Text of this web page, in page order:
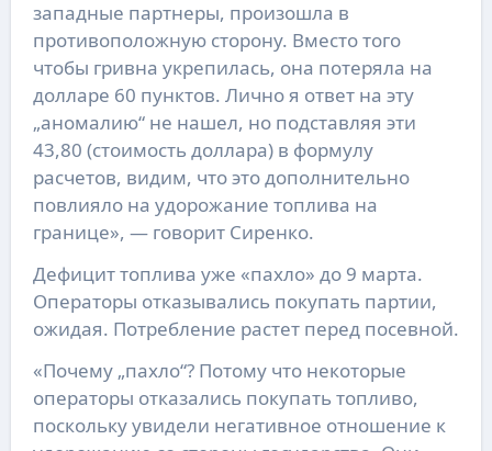
западные партнеры, произошла в
противоположную сторону. Вместо того
чтобы гривна укрепилась, она потеряла на
долларе 60 пунктов. Лично я ответ на эту
„аномалию“ не нашел, но подставляя эти
43,80 (стоимость доллара) в формулу
расчетов, видим, что это дополнительно
повлияло на удорожание топлива на
границе», — говорит Сиренко.
Дефицит топлива уже «пахло» до 9 марта.
Операторы отказывались покупать партии,
ожидая. Потребление растет перед посевной.
«Почему „пахло“? Потому что некоторые
операторы отказались покупать топливо,
поскольку увидели негативное отношение к